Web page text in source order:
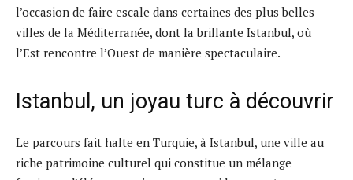
l’occasion de faire escale dans certaines des plus belles
villes de la Méditerranée, dont la brillante Istanbul, où
l’Est rencontre l’Ouest de manière spectaculaire.
Istanbul, un joyau turc à découvrir
Le parcours fait halte en Turquie, à Istanbul, une ville au
riche patrimoine culturel qui constitue un mélange